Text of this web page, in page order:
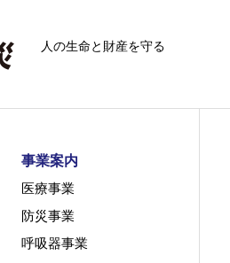
人の生命と財産を守る
事業案内
医療事業
防災事業
呼吸器事業